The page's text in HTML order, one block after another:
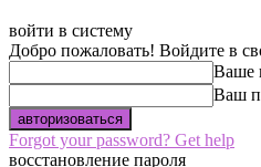
войти в систему
Добро пожаловать! Войдите в
Ваше
Ваш
Forgot your password? Get help
восстановление пароля